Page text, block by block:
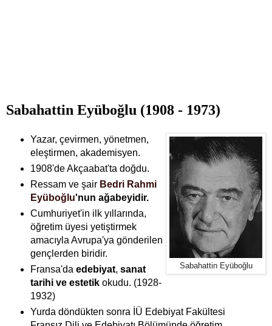
Sabahattin Eyüboğlu (1908 - 1973)
Sabahattin Eyüboğlu
Yazar, çevirmen, yönetmen,
eleştirmen, akademisyen.
1908'de Akçaabat'ta doğdu.
Ressam ve şair Bedri Rahmi
Eyüboğlu'nun ağabeyidir.
Cumhuriyet'in ilk yıllarında,
öğretim üyesi yetiştirmek
amacıyla Avrupa'ya gönderilen
gençlerden biridir.
Fransa'da edebiyat, sanat
tarihi ve estetikokudu. (1928-
1932)
Yurda döndükten sonra İÜ Edebiyat Fakültesi